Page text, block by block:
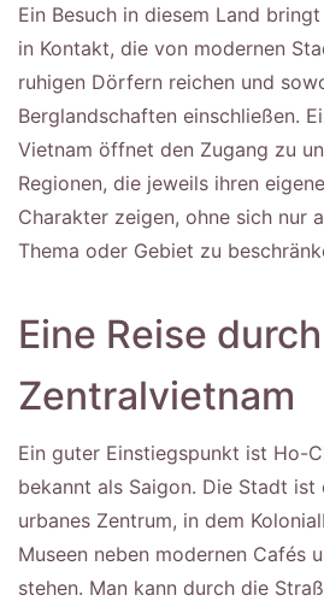
Ein Besuch in diesem Land
in Kontakt, die von modernen
ruhigen Dörfern reichen und
Berglandschaften einschließen.
Vietnam öffnet den Zugang zu
Regionen, die jeweils ihren
Charakter zeigen, ohne sich nur
Thema oder Gebiet zu
Eine Reise
Zentralvietnam
Ein guter Einstiegspunkt ist Ho-
bekannt als Saigon. Die Stadt ist
urbanes Zentrum, in dem
Museen neben modernen Cafés
stehen. Man kann durch die